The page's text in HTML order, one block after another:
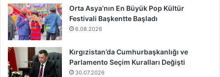
Orta Asya’nın En Büyük Pop Kültür
Festivali Başkentte Başladı
6.08.2026
Kırgızistan’da Cumhurbaşkanlığı ve
Parlamento Seçim Kuralları Değişti
30.07.2026